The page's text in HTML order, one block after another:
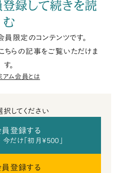
録して続きを読
む
員限定のコンテンツです。
ちらの記事をご覧いただけま
す。
アム会員とは
択してください
登録する
け「初月¥500」
登録する